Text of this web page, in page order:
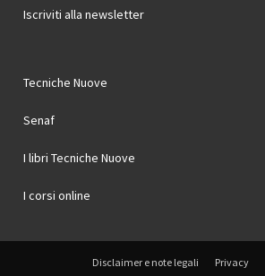
Iscriviti alla newsletter
Tecniche Nuove
Senaf
I libri Tecniche Nuove
I corsi online
Disclaimer e note legali Privacy